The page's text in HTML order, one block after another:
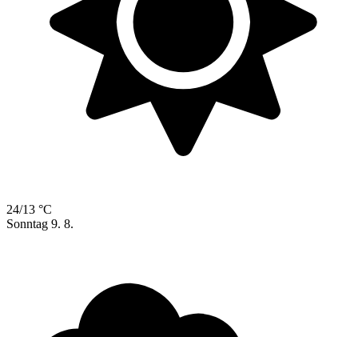
24/13 °C
Sonntag 9. 8.